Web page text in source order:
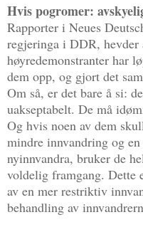
Hvis pogromer:
Rapporter i Neues
regjeringa i DDR,
høyredemonstranter har
dem opp, og gjort det
Om så, er det bare å si:
uakseptabelt. De må
Og hvis noen av dem
mindre innvandring og
nyinnvandra, bruker de
voldelig framgang. Dette
av en mer restriktiv
behandling av